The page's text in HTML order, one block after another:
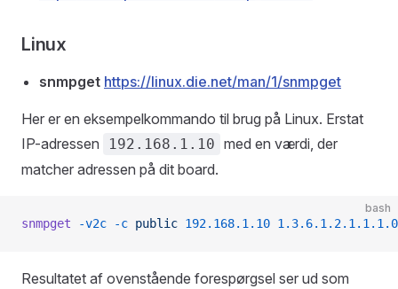
Linux
snmpget https://linux.die.net/man/1/snmpget
Her er en eksempelkommando til brug på Linux. Erstat
IP-adressen
192.168.1.10 med en værdi, der
matcher adressen på dit board.
bash
snmpget -v2c -c public 192.168.1.10 1.3.6.1.2.1.1.1.0
Resultatet af ovenstående forespørgsel ser ud som